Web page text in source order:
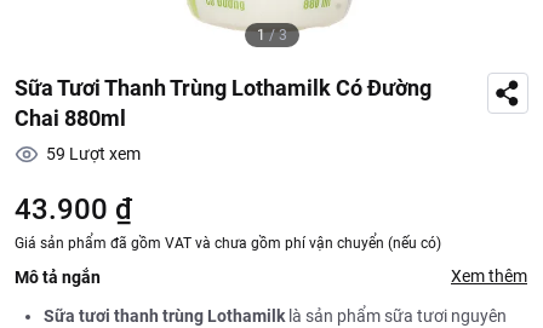
1/3
Sữa Tươi Thanh Trùng Lothamilk Có Đường
Chai 880ml
59 Lượt xem
43.900 ₫
Giá sản phẩm đã gồm VAT và chưa gồm phí vận chuyển (nếu có)
Mô tả ngắn Xem thêm
Sữa tươi thanh trùng Lothamilk là sản phẩm sữa tươi nguyên